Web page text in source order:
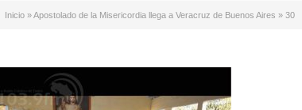
Inicio »Apostolado de la Misericordia llega a Veracruz de Buenos Aires » 30